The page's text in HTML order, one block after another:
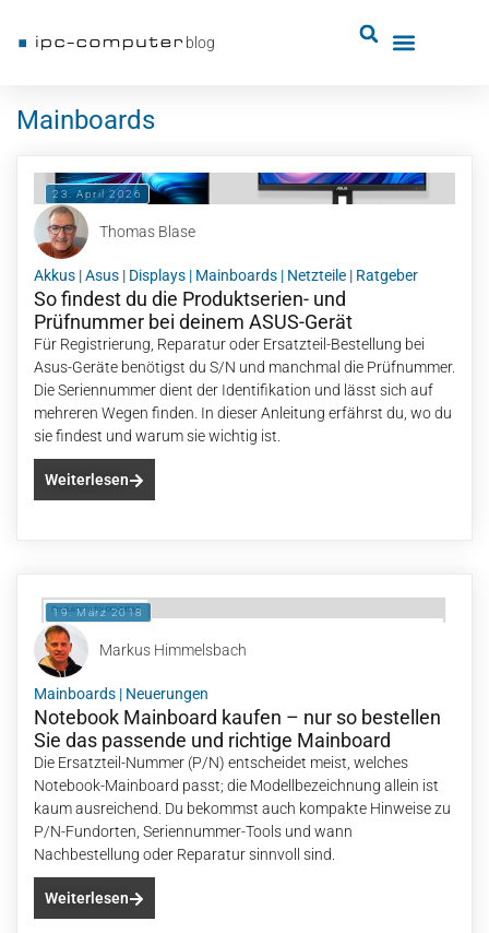
blog
Mainboards
23. April 2026
Thomas Blase
Akkus |Asus | Displays | Mainboards | Netzteile | Ratgeber
So findest du die Produktserien- und
Prüfnummer bei deinem ASUS-Gerät
Für Registrierung, Reparatur oder Ersatzteil-Bestellung bei
Asus-Geräte benötigst du S/N und manchmal die Prüfnummer.
Die Seriennummer dient der Identifikation und lässt sich auf
mehreren Wegen finden. In dieser Anleitung erfährst du, wo du
sie findest und warum sie wichtig ist.
Weiterlesen
19. März 2018
Markus Himmelsbach
Mainboards | Neuerungen
Notebook Mainboard kaufen – nur so bestellen
Sie das passende und richtige Mainboard
Die Ersatzteil-Nummer (P/N) entscheidet meist, welches
Notebook-Mainboard passt; die Modellbezeichnung allein ist
kaum ausreichend. Du bekommst auch kompakte Hinweise zu
P/N-Fundorten, Seriennummer-Tools und wann
Nachbestellung oder Reparatur sinnvoll sind.
Weiterlesen